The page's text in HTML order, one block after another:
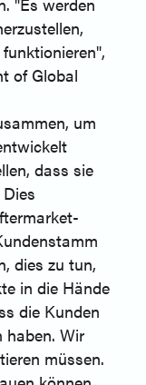
of Global
um
dass sie
dies zu tun,
in die Hände
die Kunden
haben. Wir
müssen.